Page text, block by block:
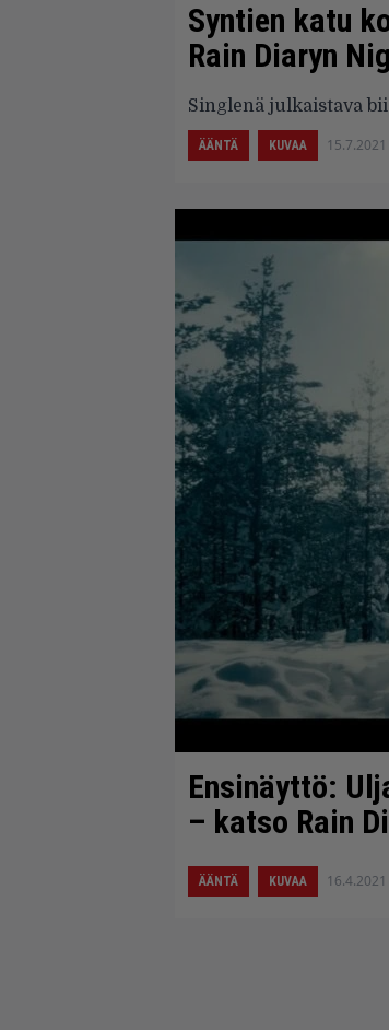
Syntien katu
Rain Diaryn
Singlenä julkaistava
ÄÄNTÄ KUVAA
Ensinäyttö:
– katso Rain
ÄÄNTÄ KUVAA